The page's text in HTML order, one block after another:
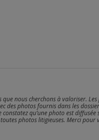
nous cherchons à valoriser.
des photos fournis dans les
qu’une photo est diffusée
photos litigieuses. Merci pour